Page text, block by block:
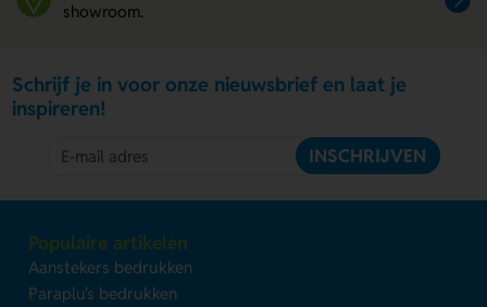
showroom.
Schrijf je in voor onze nieuwsbrief en laat je
inspireren!
INSCHRIJVEN
Populaire artikelen
Aanstekers bedrukken
Paraplu's bedrukken